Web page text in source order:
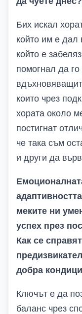
Бих искал
който им е дал
който е
помогнал да
които чрез
хората около
постигнат
че така съм
и други да
меките ни
успех през
Как се
добра
Ключът е да
баланс чрез